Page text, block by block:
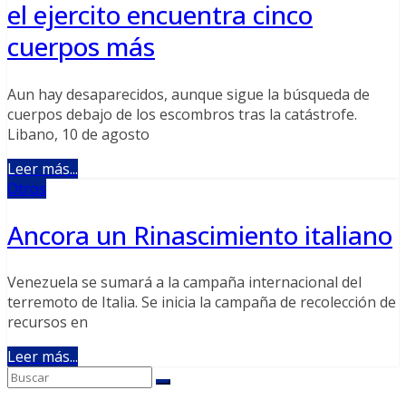
el ejercito encuentra cinco
cuerpos más
Aun hay desaparecidos, aunque sigue la búsqueda de
cuerpos debajo de los escombros tras la catástrofe.
Libano, 10 de agosto
Leer más...
Otros
Ancora un Rinascimiento italiano
Venezuela se sumará a la campaña internacional del
terremoto de Italia. Se inicia la campaña de recolección de
recursos en
Leer más...